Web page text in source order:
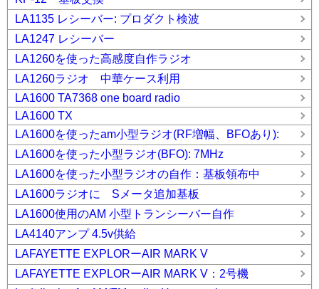
LA1135 レシーバー: プロダクト検波
LA1247 レシーバー
LA1260を使った高感度自作ラジオ
LA1260ラジオ 中華ケース利用
LA1600 TA7368 one board radio
LA1600 TX
LA1600を使ったam小型ラジオ(RF増幅、BFOあり):
LA1600を使った小型ラジオ(BFO): 7MHz
LA1600を使った小型ラジオの自作：基板領布中
LA1600ラジオに Sメータ追加基板
LA1600使用のAM 小型トランシーバー自作
LA4140アンプ 4.5v供給
LAFAYETTE EXPLORーAIR MARK V
LAFAYETTE EXPLORーAIR MARK V：2号機